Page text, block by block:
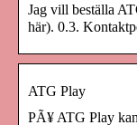
Jag vill beställa
här). 0.3.
ATG Play
PÃ¥ ATG Play